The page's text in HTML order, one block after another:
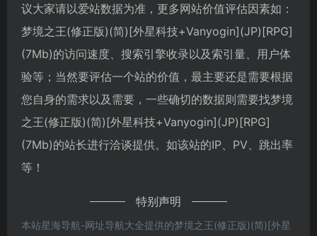
议大家请以爱站数据为准，更多网站价值评估因素如：
梦境之王(修正版)(简)[外星科技+Vanyogin](JP)[RPG]
(7Mb)的访问速度、搜索引擎收录以及索引量、用户体
验等；当然要评估一个站的价值，最主要还是需要根据
您自身的需求以及需要，一些确切的数据则需要找梦境
之王(修正版)(简)[外星科技+Vanyogin](JP)[RPG]
(7Mb)的站长进行洽谈提供。如该站的IP、PV、跳出率
等！
特别声明
本站星海导航-网址导航大全提供的梦境之王(修正版)(简)[外星